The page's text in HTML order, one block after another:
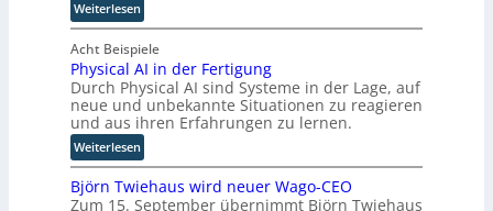
s
t
e
l
l
e
r
n
l
l
e
e
i
n
M
E
S
d
a
i
a
l
A
I
i
n
S
A
P
Weiterlesen:
A
M
D
u
d
M
i
c
r
Acht Beispiele
Physical AI in der Fertigung
Durch Physical AI sind Systeme in der Lage, auf
neue und unbekannte Situationen zu reagieren
und aus ihren Erfahrungen zu lernen.
Weiterlesen:
P
h
y
Björn Twiehaus wird neuer Wago-CEO
Zum 15. September übernimmt Björn Twiehaus